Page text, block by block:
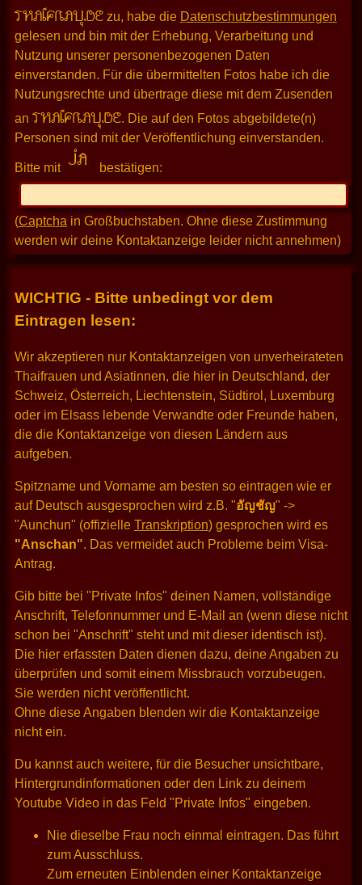
THAIFRAU.DE zu, habe die Datenschutzbestimmungen
gelesen und bin mit der Erhebung, Verarbeitung und
Nutzung unserer personenbezogenen Daten
einverstanden. Für die übermittelten Fotos habe ich die
Nutzungsrechte und übertrage diese mit dem Zusenden
an THAIFRAU.DE. Die auf den Fotos abgebildete(n)
Personen sind mit der Veröffentlichung einverstanden.
Bitte mit bestätigen:
(Captcha in Großbuchstaben. Ohne diese Zustimmung
werden wir deine Kontaktanzeige leider nicht annehmen)
WICHTIG - Bitte unbedingt vor dem
Eintragen lesen:
Wir akzeptieren nur Kontaktanzeigen von unverheirateten
Thaifrauen und Asiatinnen, die hier in Deutschland, der
Schweiz, Österreich, Liechtenstein, Südtirol, Luxemburg
oder im Elsass lebende Verwandte oder Freunde haben,
die die Kontaktanzeige von diesen Ländern aus
aufgeben.
Spitzname und Vorname am besten so eintragen wie er
auf Deutsch ausgesprochen wird z.B. "อัญชัญ" ->
"Aunchun" (offizielle Transkription) gesprochen wird es
"Anschan". Das vermeidet auch Probleme beim Visa-
Antrag.
Gib bitte bei "Private Infos" deinen Namen, vollständige
Anschrift, Telefonnummer und E-Mail an (wenn diese nicht
schon bei "Anschrift" steht und mit dieser identisch ist).
Die hier erfassten Daten dienen dazu, deine Angaben zu
überprüfen und somit einem Missbrauch vorzubeugen.
Sie werden nicht veröffentlicht.
Ohne diese Angaben blenden wir die Kontaktanzeige
nicht ein.
Du kannst auch weitere, für die Besucher unsichtbare,
Hintergrundinformationen oder den Link zu deinem
Youtube Video in das Feld "Private Infos" eingeben.
Nie dieselbe Frau noch einmal eintragen. Das führt
zum Ausschluss.
Zum erneuten Einblenden einer Kontaktanzeige